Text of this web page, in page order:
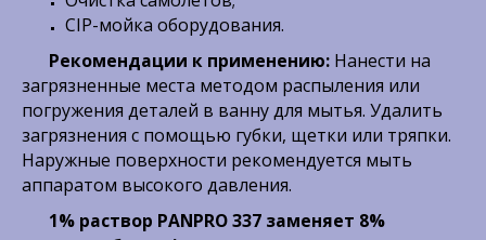
CIP-мойка оборудования.
Рекомендации к применению: Нанести на
загрязненные места методом распыления или
погружения деталей в ванну для мытья. Удалить
загрязнения с помощью губки, щетки или тряпки.
Наружные поверхности рекомендуется мыть
аппаратом высокого давления.
1% раствор PANPRO 337 заменяет 8%